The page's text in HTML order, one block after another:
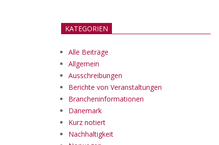
KATEGORIEN
Alle Beiträge
Allgemein
Ausschreibungen
Berichte von Veranstaltungen
Brancheninformationen
Dänemark
Kurz notiert
Nachhaltigkeit